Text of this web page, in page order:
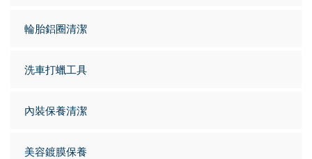
輪胎鋁圈清潔
洗車打蠟工具
內裝保養清潔
美容鍍膜保養